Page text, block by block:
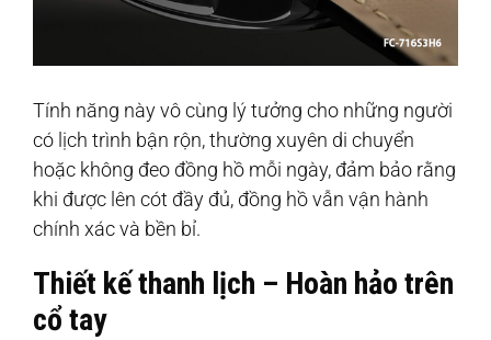
Tính năng này vô cùng lý tưởng cho những người
có lịch trình bận rộn, thường xuyên di chuyển
hoặc không đeo đồng hồ mỗi ngày, đảm bảo rằng
khi được lên cót đầy đủ, đồng hồ vẫn vận hành
chính xác và bền bỉ.
Thiết kế thanh lịch – Hoàn hảo trên
cổ tay